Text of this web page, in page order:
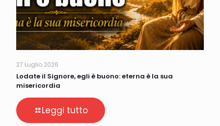
27 Luglio 2026
Lodate il Signore, egli è buono: eterna è la sua
misericordia
Leggi tutto